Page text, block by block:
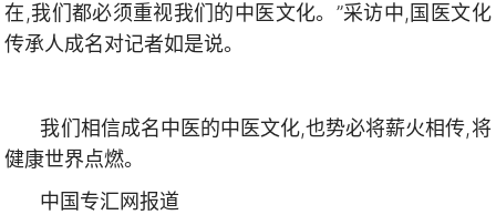
在,我们都必须重视我们的中医文化。”采访中,国医文化
传承人成名对记者如是说。
我们相信成名中医的中医文化,也势必将薪火相传,将
健康世界点燃。
中国专汇网报道